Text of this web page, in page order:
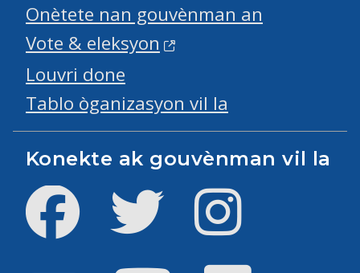
Onètete nan gouvènman an
Vote & eleksyon
Louvri done
Tablo òganizasyon vil la
Konekte ak gouvènman vil la
Facebook Twitter